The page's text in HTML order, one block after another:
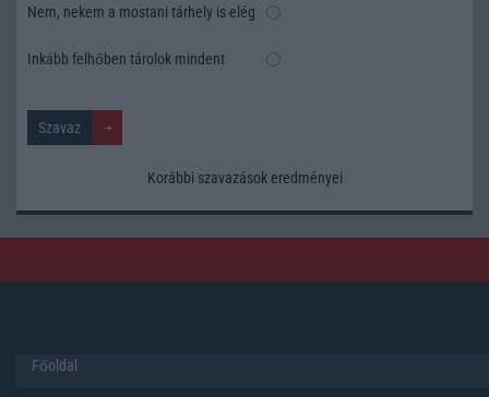
Nem, nekem a mostani tárhely is elég
Inkább felhőben tárolok mindent
Korábbi szavazások eredményei
Főoldal